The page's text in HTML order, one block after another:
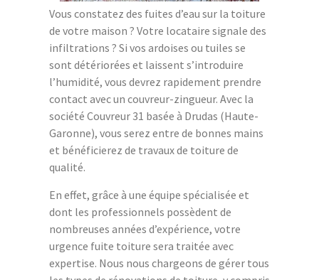
Vous constatez des fuites d’eau sur la toiture
de votre maison ? Votre locataire signale des
infiltrations ? Si vos ardoises ou tuiles se
sont détériorées et laissent s’introduire
l’humidité, vous devrez rapidement prendre
contact avec un couvreur-zingueur. Avec la
société Couvreur 31 basée à Drudas (Haute-
Garonne), vous serez entre de bonnes mains
et bénéficierez de travaux de toiture de
qualité.
En effet, grâce à une équipe spécialisée et
dont les professionnels possèdent de
nombreuses années d’expérience, votre
urgence fuite toiture sera traitée avec
expertise. Nous nous chargeons de gérer tous